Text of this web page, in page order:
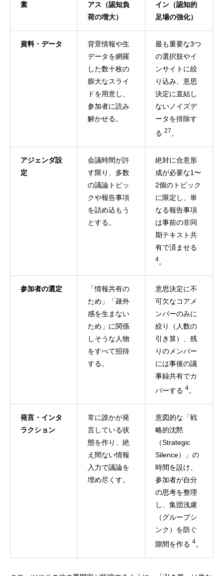
素
アス（認知負
荷の増大）
イン（認知的
足場の強化）
資料・データ
背景情報や生
データを網羅
した数十枚の
膨大なスライ
ドを用意し、
参加者に読み
解かせる。
最も重要な3つ
の選択肢やイ
ンサイトに絞
り込み、意思
決定に直結し
ないノイズデ
ータを排除す
る 27 。
アジェンダ設
定
会議時間が許
す限り、多数
の議論トピッ
クや報告事項
を詰め込もう
とする。
絶対に合意形
成が必要な1〜
2個のトピック
に限定し、単
なる報告事項
は事前の非同
期テキスト共
有で済ませる
4。
参加者の選定
「情報共有の
ため」「疎外
感を生まない
ため」に関係
しそうな人物
をすべて招待
する。
意思決定に不
可欠なコアメ
ンバーのみに
絞り（人数の
引き算）、残
りのメンバー
には事後の議
事録共有でカ
バーする 4。
発言・インタ
ラクション
常に誰かが発
言している状
態を作り、絶
え間ない情報
入力で議論を
埋め尽くす。
意図的な「戦
略的沈黙
（Strategic
Silence）」の
時間を設け、
参加者が自分
の思考を整理
し、集団浅慮
（グループシ
ンク）を防ぐ
隙間を作る 4。